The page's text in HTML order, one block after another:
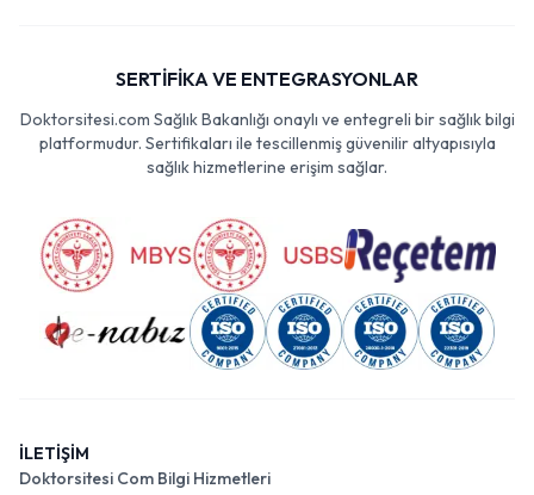
SERTİFİKA VE ENTEGRASYONLAR
Doktorsitesi.com Sağlık Bakanlığı onaylı ve entegreli bir sağlık bilgi
platformudur. Sertifikaları ile tescillenmiş güvenilir altyapısıyla
sağlık hizmetlerine erişim sağlar.
İLETİŞİM
Doktorsitesi Com Bilgi Hizmetleri